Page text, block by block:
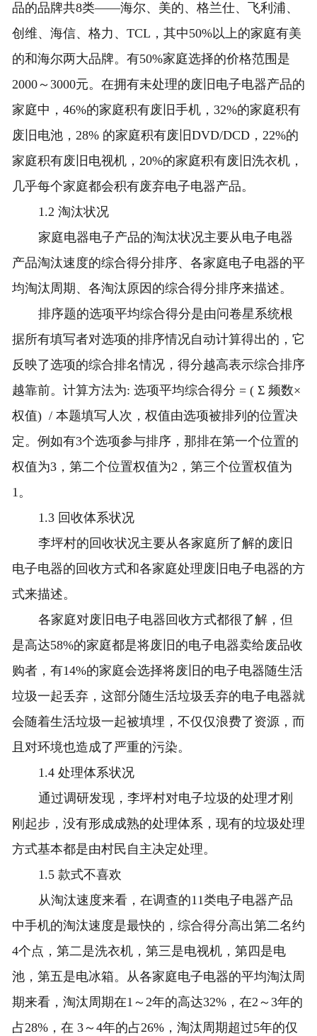
品的品牌共8类——海尔、美的、格兰仕、飞利浦、
创维、海信、格力、TCL，其中50%以上的家庭有美
的和海尔两大品牌。有50%家庭选择的价格范围是
2000～3000元。在拥有未处理的废旧电子电器产品的
家庭中，46%的家庭积有废旧手机，32%的家庭积有
废旧电池，28% 的家庭积有废旧DVD/DCD，22%的
家庭积有废旧电视机，20%的家庭积有废旧洗衣机，
几乎每个家庭都会积有废弃电子电器产品。
1.2 淘汰状况
家庭电器电子产品的淘汰状况主要从电子电器
产品淘汰速度的综合得分排序、各家庭电子电器的平
均淘汰周期、各淘汰原因的综合得分排序来描述。
排序题的选项平均综合得分是由问卷星系统根
据所有填写者对选项的排序情况自动计算得出的，它
反映了选项的综合排名情况，得分越高表示综合排序
越靠前。计算方法为: 选项平均综合得分 = ( Σ 频数×
权值) / 本题填写人次，权值由选项被排列的位置决
定。例如有3个选项参与排序，那排在第一个位置的
权值为3，第二个位置权值为2，第三个位置权值为
1。
1.3 回收体系状况
李坪村的回收状况主要从各家庭所了解的废旧
电子电器的回收方式和各家庭处理废旧电子电器的方
式来描述。
各家庭对废旧电子电器回收方式都很了解，但
是高达58%的家庭都是将废旧的电子电器卖给废品收
购者，有14%的家庭会选择将废旧的电子电器随生活
垃圾一起丢弃，这部分随生活垃圾丢弃的电子电器就
会随着生活垃圾一起被填埋，不仅仅浪费了资源，而
且对环境也造成了严重的污染。
1.4 处理体系状况
通过调研发现，李坪村对电子垃圾的处理才刚
刚起步，没有形成成熟的处理体系，现有的垃圾处理
方式基本都是由村民自主决定处理。
1.5 款式不喜欢
从淘汰速度来看，在调查的11类电子电器产品
中手机的淘汰速度是最快的，综合得分高出第二名约
4个点，第二是洗衣机，第三是电视机，第四是电
池，第五是电冰箱。从各家庭电子电器的平均淘汰周
期来看，淘汰周期在1～2年的高达32%，在2～3年的
占28%，在 3～4年的占26%，淘汰周期超过5年的仅